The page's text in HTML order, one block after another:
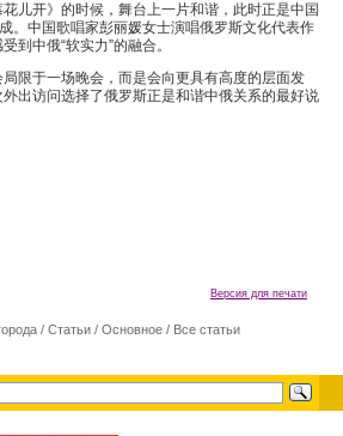
儿开》的时候，舞台上一片和谐，此时正是中国
。中国歌唱家彭丽媛女士演唱俄罗斯文化代表作
到中俄“软实力”的融合。
限于一场晚会，而是会向更具有高度的层面发
出访问选择了俄罗斯正是和谐中俄关系的最好说
Версия для печати
/ Статьи / Основное / Все статьи